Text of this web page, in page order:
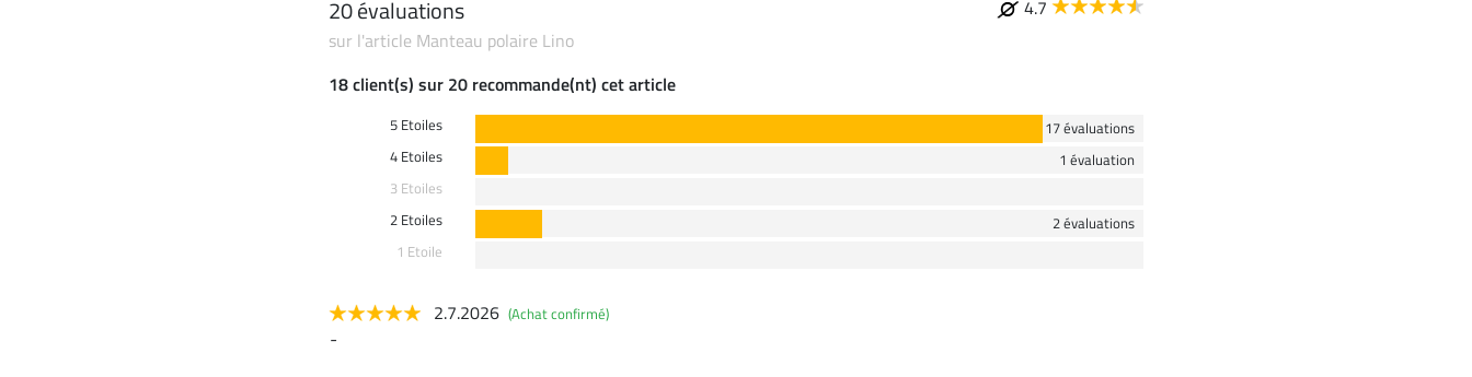
20 évaluations
4.7
sur l'article Manteau polaire Lino
18 client(s) sur 20 recommande(nt) cet article
5 Etoiles
17 évaluations
4 Etoiles
1 évaluation
3 Etoiles
2 Etoiles
2 évaluations
1 Etoile
2.7.2026 (Achat confirmé)
-